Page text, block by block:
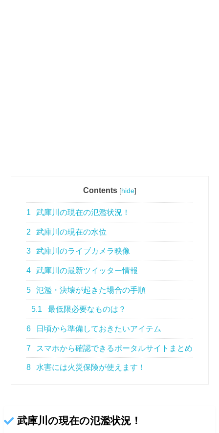
Contents [hide]
1 武庫川の現在の氾濫状況！
2 武庫川の現在の水位
3 武庫川のライブカメラ映像
4 武庫川の最新ツイッター情報
5 氾濫・決壊が起きた場合の手順
5.1 最低限必要なものは？
6 日頃から準備しておきたいアイテム
7 スマホから確認できるポータルサイトまとめ
8 水害には火災保険が使えます！
武庫川の現在の氾濫状況！